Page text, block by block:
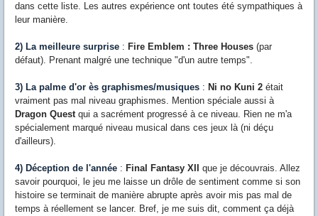
dans cette liste. Les autres expérience ont toutes été sympathiques à
leur manière.
2) La meilleure surprise : Fire Emblem : Three Houses (par
défaut). Prenant malgré une technique "d'un autre temps".
3) La palme d'or ès graphismes/musiques : Ni no Kuni 2 était
vraiment pas mal niveau graphismes. Mention spéciale aussi à
Dragon Questqui a sacrément progressé à ce niveau. Rien ne m'a
spécialement marqué niveau musical dans ces jeux là (ni déçu
d'ailleurs).
4) Déception de l'année : Final Fantasy XII
que je découvrais. Allez
savoir pourquoi, le jeu me laisse un drôle de sentiment comme si son
histoire se terminait de manière abrupte après avoir mis pas mal de
temps à réellement se lancer. Bref, je me suis dit, comment ça déjà